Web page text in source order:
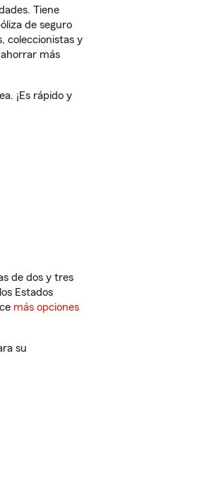
Tiene
de seguro
coleccionistas y
más
¡Es rápido y
de dos y tres
Estados
más opciones
su